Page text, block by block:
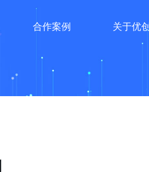
合作案例 关于优创